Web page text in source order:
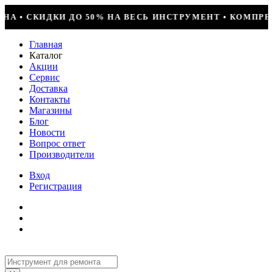
• КОМПРЕССОР JIAXIPERA T1114YB,
Главная
Каталог
Акции
Сервис
Доставка
Контакты
Магазины
Блог
Новости
Вопрос ответ
Производители
Вход
Регистрация